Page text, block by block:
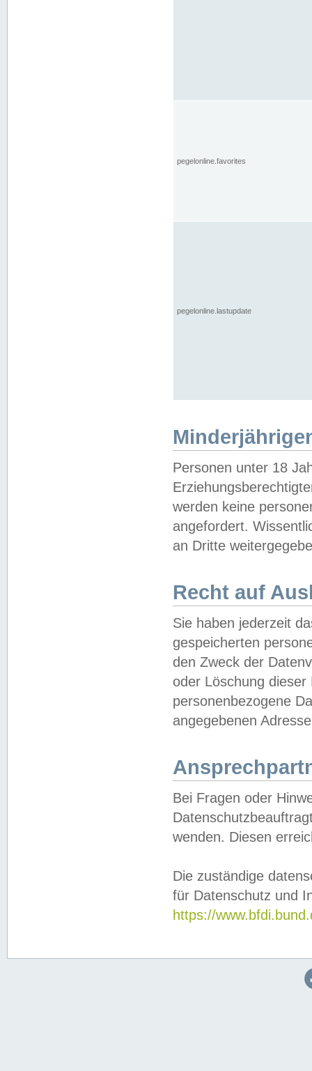
pegelonline.favorites
pegelonline.lastupdate
Personen unter 18
werden keine
angefordert.
an Dritte
Recht auf
Sie haben jederzeit
gespeicherten
den Zweck der
oder Löschung
personenbezogene
angegebenen
Bei Fragen oder
wenden. Diesen
Die zuständige
für Datenschutz und
https://